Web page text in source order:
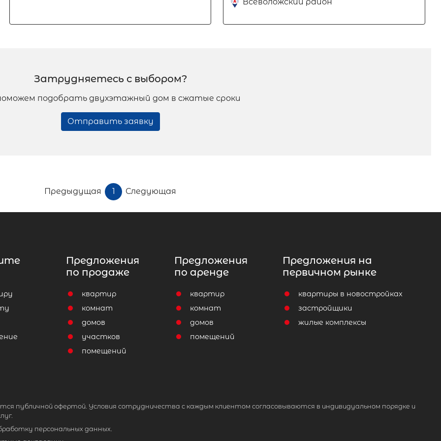
Затрудняетесь с выбором?
подобрать двухэтажный дом в сжатые сроки
Отправить заявку
Предыдущая 1 Следующая
Предложения
по продаже
квартир
комнат
домов
участков
помещений
Предложения
по аренде
квартир
комнат
домов
помещений
Предложения на
первичном рынке
квартиры в новостройках
застройщики
жилые комплексы
публичной офертой. Условия сотрудничества с каждым клиентом согласовываются в индивидуальном порядке и
персональных данных.